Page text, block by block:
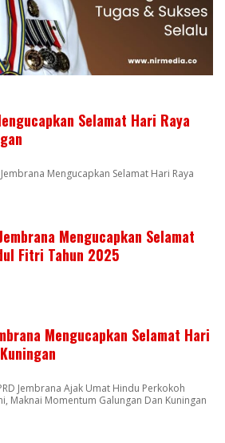
Selamat Hari Raya
Mengucapkan Selamat Hari Raya
Mengucapkan Selamat
Fitri Tahun 2025
Mengucapkan Selamat Hari
Jembrana Ajak Umat Hindu Perkokoh
Maknai Momentum Galungan Dan Kuningan